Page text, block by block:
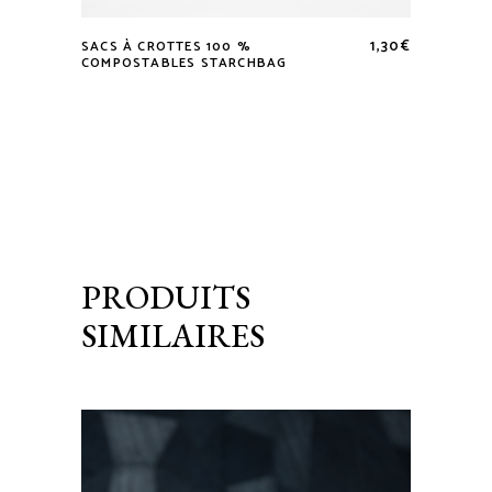
SACS À CROTTES 100 %
COMPOSTABLES STARCHBAG
1,30€
PRODUITS
SIMILAIRES